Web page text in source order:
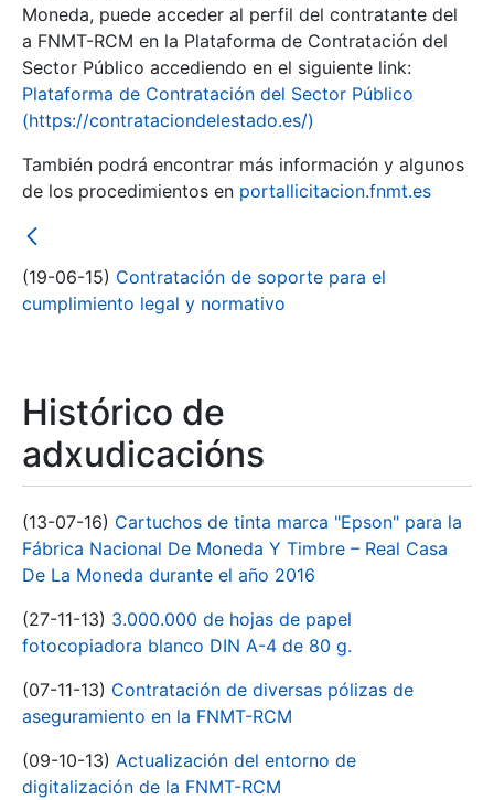
Moneda, puede acceder al perfil del contratante del
a FNMT-RCM en la Plataforma de Contratación del
Sector Público accediendo en el siguiente link:
Plataforma de Contratación del Sector Público
(https://contrataciondelestado.es/)
También podrá encontrar más información y algunos
de los procedimientos en portallicitacion.fnmt.es
(19-06-15) Contratación de soporte para el
cumplimiento legal y normativo
Histórico de
adxudicacións
(13-07-16) Cartuchos de tinta marca "Epson" para la
Fábrica Nacional De Moneda Y Timbre – Real Casa
De La Moneda durante el año 2016
(27-11-13) 3.000.000 de hojas de papel
fotocopiadora blanco DIN A-4 de 80 g.
(07-11-13) Contratación de diversas pólizas de
aseguramiento en la FNMT-RCM
(09-10-13) Actualización del entorno de
digitalización de la FNMT-RCM